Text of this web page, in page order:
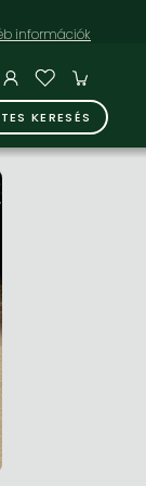
KERESÉS